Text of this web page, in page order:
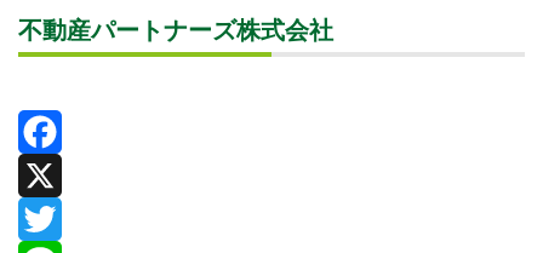
不動産パートナーズ株式会社
Facebook
X